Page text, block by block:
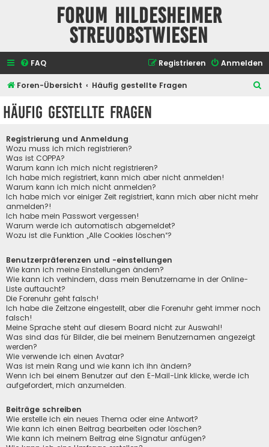
Forum Hildesheimer
Streuobstwiesen
FAQ Anmelden
Registrieren
Foren-Übersicht Häufig gestellte Fragen
Häufig gestellte Fragen
Registrierung und Anmeldung
Wozu muss ich mich registrieren?
Was ist COPPA?
Warum kann ich mich nicht registrieren?
Ich habe mich registriert, kann mich aber nicht anmelden!
Warum kann ich mich nicht anmelden?
Ich habe mich vor einiger Zeit registriert, kann mich aber nicht mehr
anmelden?!
Ich habe mein Passwort vergessen!
Warum werde ich automatisch abgemeldet?
Wozu ist die Funktion „Alle Cookies löschen“?
Benutzerpräferenzen und -einstellungen
Wie kann ich meine Einstellungen ändern?
Wie kann ich verhindern, dass mein Benutzername in der Online-
Liste auftaucht?
Die Forenuhr geht falsch!
Ich habe die Zeitzone eingestellt, aber die Forenuhr geht immer noch
falsch!
Meine Sprache steht auf diesem Board nicht zur Auswahl!
Was sind das für Bilder, die bei meinem Benutzernamen angezeigt
werden?
Wie verwende ich einen Avatar?
Was ist mein Rang und wie kann ich ihn ändern?
Wenn ich bei einem Benutzer auf den E-Mail-Link klicke, werde ich
aufgefordert, mich anzumelden.
Beiträge schreiben
Wie erstelle ich ein neues Thema oder eine Antwort?
Wie kann ich einen Beitrag bearbeiten oder löschen?
Wie kann ich meinem Beitrag eine Signatur anfügen?